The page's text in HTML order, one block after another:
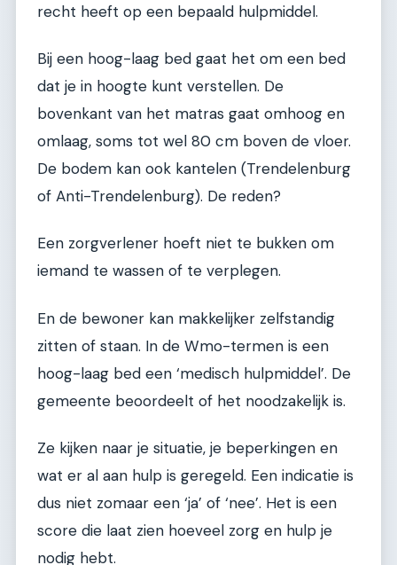
recht heeft op een bepaald hulpmiddel.
Bij een hoog-laag bed gaat het om een bed
dat je in hoogte kunt verstellen. De
bovenkant van het matras gaat omhoog en
omlaag, soms tot wel 80 cm boven de vloer.
De bodem kan ook kantelen (Trendelenburg
of Anti-Trendelenburg). De reden?
Een zorgverlener hoeft niet te bukken om
iemand te wassen of te verplegen.
En de bewoner kan makkelijker zelfstandig
zitten of staan. In de Wmo-termen is een
hoog-laag bed een ‘medisch hulpmiddel’. De
gemeente beoordeelt of het noodzakelijk is.
Ze kijken naar je situatie, je beperkingen en
wat er al aan hulp is geregeld. Een indicatie is
dus niet zomaar een ‘ja’ of ‘nee’. Het is een
score die laat zien hoeveel zorg en hulp je
nodig hebt.